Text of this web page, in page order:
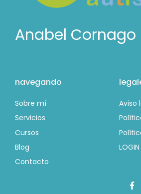
Anabel Cornago
navegando
Sobre mí
Servicios
Cursos
Blog
Contacto
Aviso
LOGIN